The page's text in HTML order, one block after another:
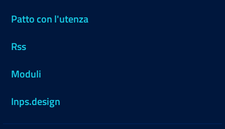
Patto con l'utenza
Rss
Moduli
Inps.design